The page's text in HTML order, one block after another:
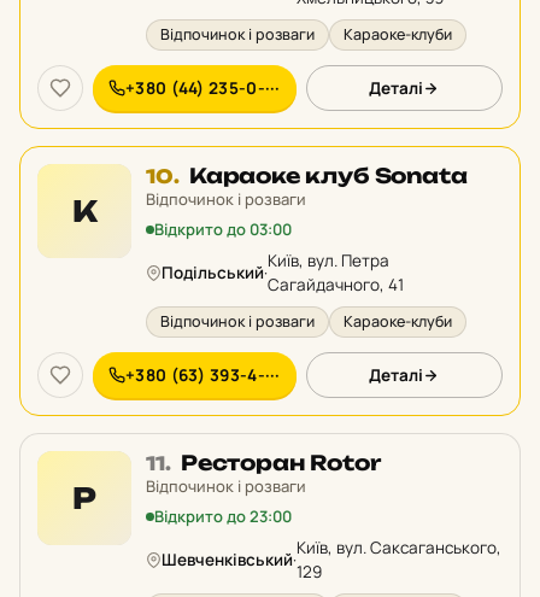
Відпочинок і розваги Караоке-клуби
+380 (44) 235-0-··· Деталі
К
10. Місце
10
у
рейтингу:
Караоке клуб Sonata
Відпочинок і розваги
Відкрито до 03:00
Подільський·
Київ, вул. Петра
Сагайдачного, 41
Відпочинок і розваги Караоке-клуби
+380 (63) 393-4-··· Деталі
Р
11. Місце
11
у
рейтингу:
Ресторан Rotor
Відпочинок і розваги
Відкрито до 23:00
Шевченківський·
Київ, вул. Саксаганського,
129